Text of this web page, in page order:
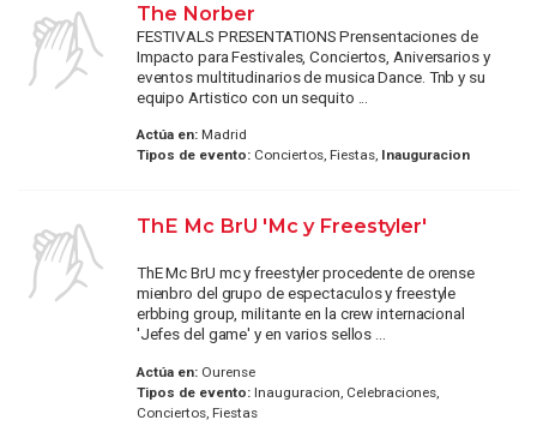
The Norber
FESTIVALS PRESENTATIONS Prensentaciones de
Impacto para Festivales, Conciertos, Aniversarios y
eventos multitudinarios de musica Dance. Tnb y su
equipo Artistico con un sequito ...
Actúa en:Madrid
Tipos de evento:Conciertos, Fiestas, Inauguracion
ThE Mc BrU 'Mc y Freestyler'
ThE Mc BrU mc y freestyler procedente de orense
mienbro del grupo de espectaculos y freestyle
erbbing group, militante en la crew internacional
'Jefes del game' y en varios sellos ...
Actúa en:Ourense
Tipos de evento:Inauguracion, Celebraciones,
Conciertos, Fiestas